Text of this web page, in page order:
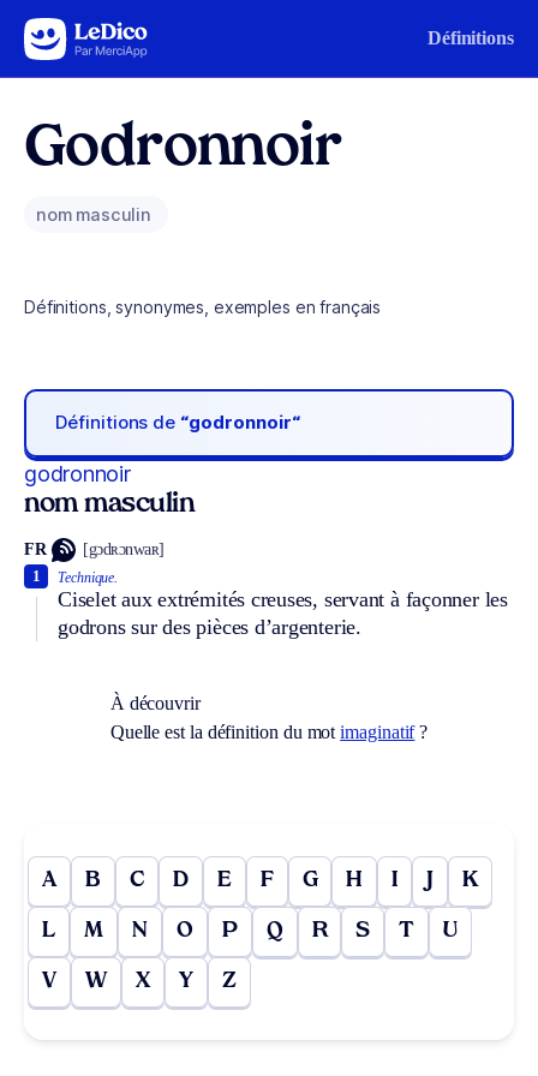
Aller au contenu Définitions
Godronnoir
nom masculin
Définitions, synonymes, exemples en français
Définitions de “godronnoir“
godronnoir
nom masculin
FR [gɔdʀɔnwaʀ]
Technique.
Ciselet aux extrémités creuses, servant à façonner les
godrons sur des pièces d’argenterie.
1
À découvrir
Quelle est la définition du motimaginatif?
A B C D E F G H I J K
L M N O P Q R S T U
V W X Y Z